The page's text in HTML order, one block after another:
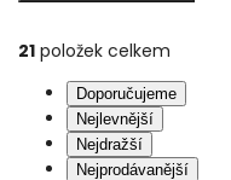
Doporučujeme
Nejlevnější
Nejdražší
Nejprodávanější
21 položek celkem